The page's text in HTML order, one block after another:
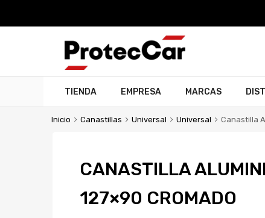
TIENDA EMPRESA MARCAS
Inicio Canastillas Universal Universal Canastilla
CANASTILLA
127×90 CROMADO